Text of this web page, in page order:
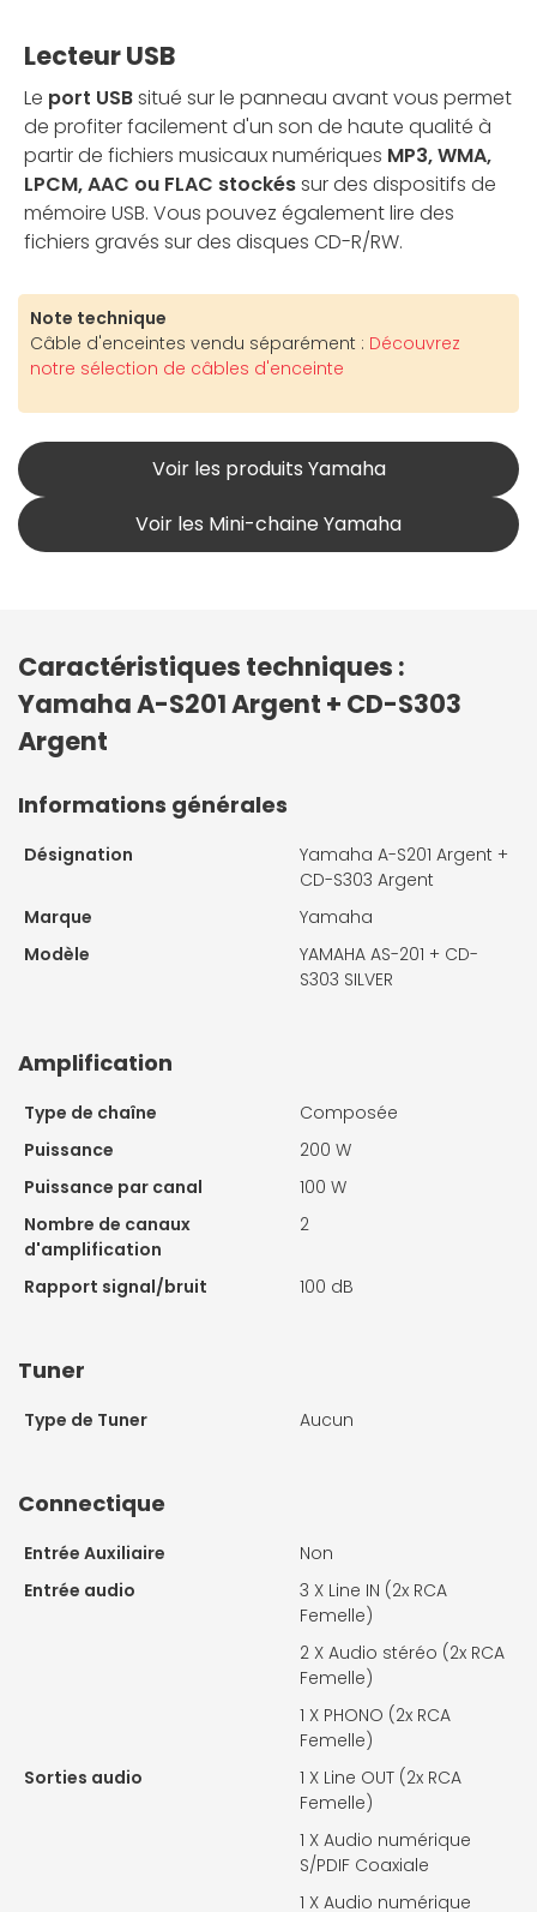
Lecteur USB
Le port USBsitué sur le panneau avant vous permet
de profiter facilement d'un son de haute qualité à
partir de fichiers musicaux numériques MP3, WMA,
LPCM, AAC ou FLAC stockéssur des dispositifs de
mémoire USB. Vous pouvez également lire des
fichiers gravés sur des disques CD-R/RW.
Note technique
Câble d'enceintes vendu séparément : Découvrez
notre sélection de câbles d'enceinte
Voir les produits Yamaha
Voir les Mini-chaine Yamaha
Caractéristiques techniques :
Yamaha A-S201 Argent + CD-S303
Argent
Informations générales
Désignation
Yamaha A-S201 Argent +
CD-S303 Argent
Marque
Yamaha
Modèle
YAMAHA AS-201 + CD-
S303 SILVER
Amplification
Type de chaîne
Composée
Puissance
200 W
Puissance par canal
100 W
Nombre de canaux
d'amplification
2
Rapport signal/bruit 100 dB
Tuner
Type de Tuner Aucun
Connectique
Entrée Auxiliaire
Non
Entrée audio
3 X Line IN (2x RCA
Femelle)
2 X Audio stéréo (2x RCA
Femelle)
1 X PHONO (2x RCA
Femelle)
Sorties audio
1 X Line OUT (2x RCA
Femelle)
1 X Audio numérique
S/PDIF Coaxiale
1 X Audio numérique